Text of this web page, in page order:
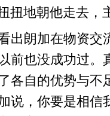
扭地朝他走去，
朗加在物资交
前也没成功过。
各自的优势与不
说，你要是相信